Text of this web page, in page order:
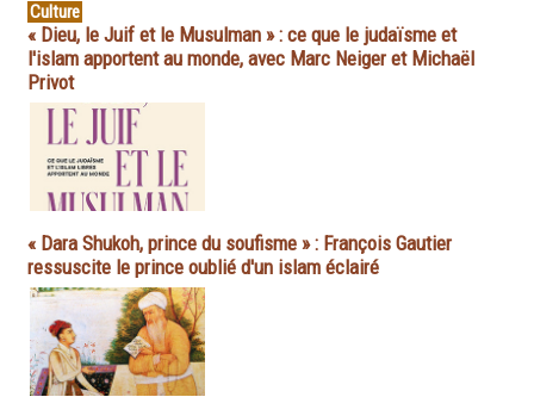
Culture
« Dieu, le Juif et le Musulman » : ce que le judaïsme et
l'islam apportent au monde, avec Marc Neiger et Michaël
Privot
« Dara Shukoh, prince du soufisme » : François Gautier
ressuscite le prince oublié d'un islam éclairé